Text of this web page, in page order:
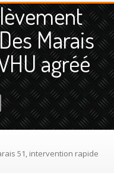
Marais
agréé
51, intervention rapide